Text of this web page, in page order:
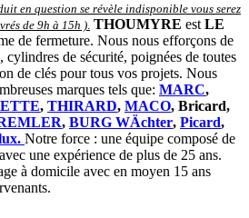
en question se révèle indisponible vous serez
de 9h à 15h ) THOUMYRE est LE
de fermeture. Nous nous efforçons de
cylindres de sécurité, poignées de toutes
de clés pour tous vos projets. Nous
marques tels que: MARC,
, THIRARD, MACO, Bricard,
, BURG WÄchter, Picard,
Notre force : une équipe composé de
une expérience de plus de 25 ans.
à domicile avec en moyen 15 ans